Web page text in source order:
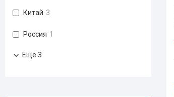
Китай 3
Россия 1
Еще 3